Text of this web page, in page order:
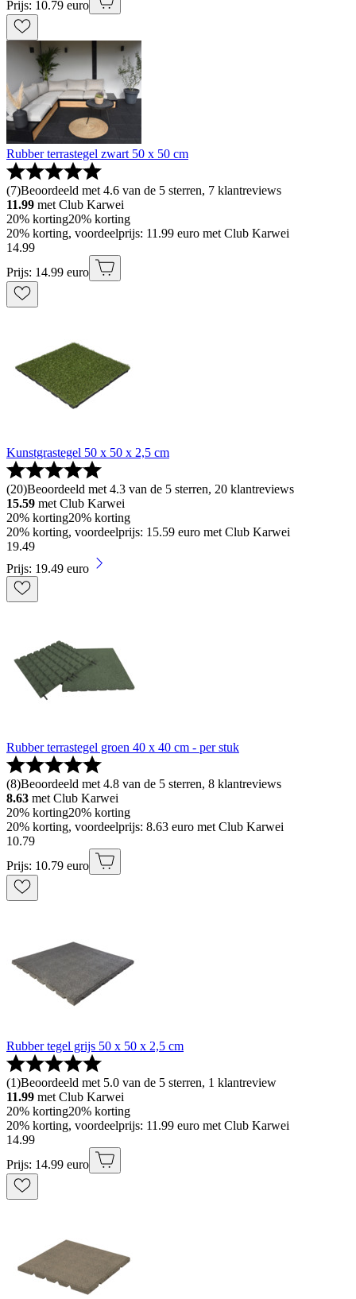
Prijs: 10.79 euro
Rubber terrastegel zwart 50 x 50 cm
(7)Beoordeeld met 4.6 van de 5 sterren, 7 klantreviews
11.99 met Club Karwei
20% korting20% korting
20% korting, voordeelprijs: 11.99 euro met Club Karwei
14.99
Prijs: 14.99 euro
Kunstgrastegel 50 x 50 x 2,5 cm
(20)Beoordeeld met 4.3 van de 5 sterren, 20 klantreviews
15.59 met Club Karwei
20% korting20% korting
20% korting, voordeelprijs: 15.59 euro met Club Karwei
19.49
Prijs: 19.49 euro
Rubber terrastegel groen 40 x 40 cm - per stuk
(8)Beoordeeld met 4.8 van de 5 sterren, 8 klantreviews
8.63 met Club Karwei
20% korting20% korting
20% korting, voordeelprijs: 8.63 euro met Club Karwei
10.79
Prijs: 10.79 euro
Rubber tegel grijs 50 x 50 x 2,5 cm
(1)Beoordeeld met 5.0 van de 5 sterren, 1 klantreview
11.99 met Club Karwei
20% korting20% korting
20% korting, voordeelprijs: 11.99 euro met Club Karwei
14.99
Prijs: 14.99 euro